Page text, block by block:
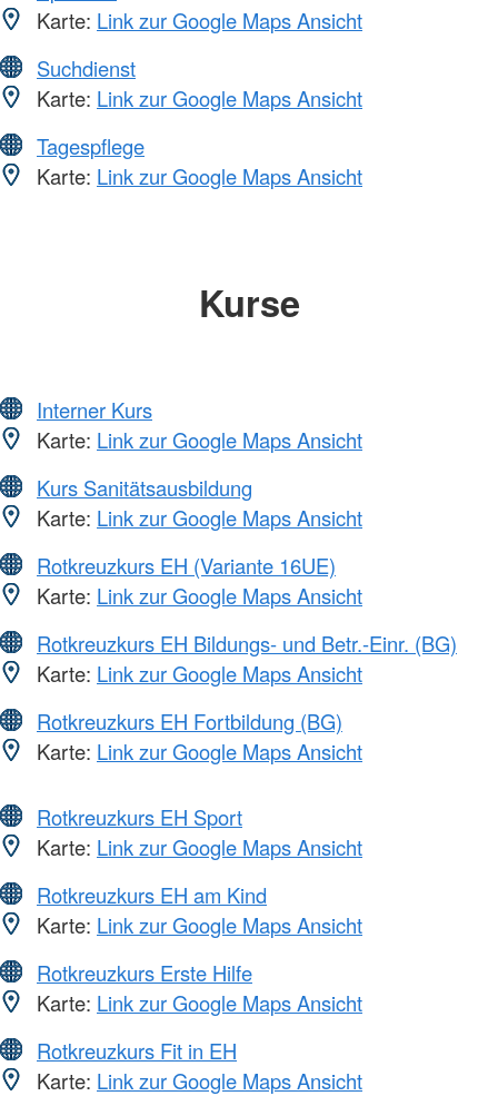
Karte: Link zur Google Maps Ansicht
Suchdienst
Karte: Link zur Google Maps Ansicht
Tagespflege
Karte: Link zur Google Maps Ansicht
Kurse
Interner Kurs
Karte: Link zur Google Maps Ansicht
Kurs Sanitätsausbildung
Karte: Link zur Google Maps Ansicht
Rotkreuzkurs EH (Variante 16UE)
Karte: Link zur Google Maps Ansicht
Rotkreuzkurs EH Bildungs- und Betr.-Einr. (BG)
Karte: Link zur Google Maps Ansicht
Rotkreuzkurs EH Fortbildung (BG)
Karte: Link zur Google Maps Ansicht
Rotkreuzkurs EH Sport
Karte: Link zur Google Maps Ansicht
Rotkreuzkurs EH am Kind
Karte: Link zur Google Maps Ansicht
Rotkreuzkurs Erste Hilfe
Karte: Link zur Google Maps Ansicht
Rotkreuzkurs Fit in EH
Karte: Link zur Google Maps Ansicht